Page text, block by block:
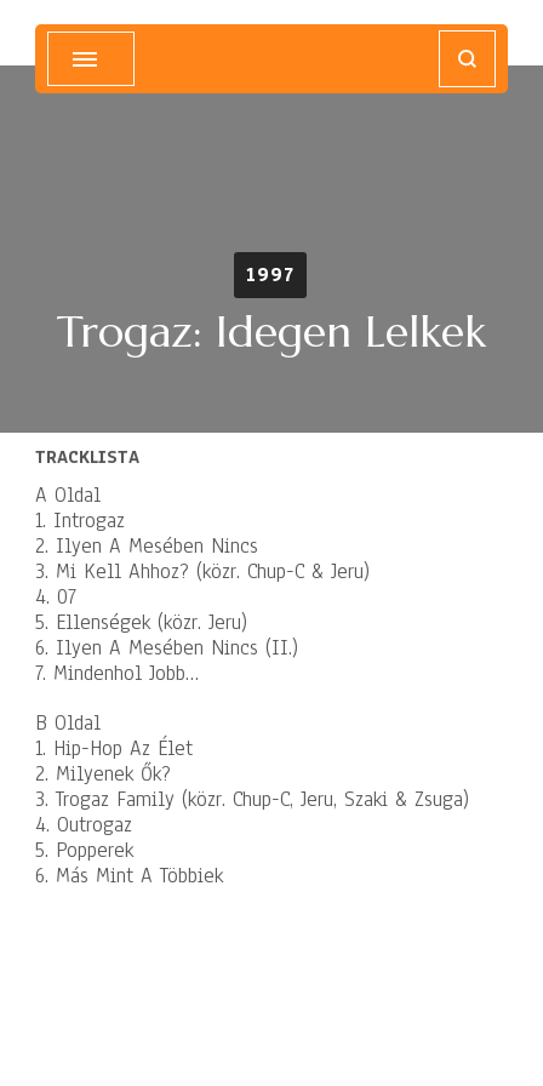
1997
Trogaz: Idegen Lelkek
TRACKLISTA
A Oldal
1. Introgaz
2. Ilyen A Mesében Nincs
3. Mi Kell Ahhoz? (közr. Chup-C & Jeru)
4. 07
5. Ellenségek (közr. Jeru)
6. Ilyen A Mesében Nincs (II.)
7. Mindenhol Jobb…
B Oldal
1. Hip-Hop Az Élet
2. Milyenek Ők?
3. Trogaz Family (közr. Chup-C, Jeru, Szaki & Zsuga)
4. Outrogaz
5. Popperek
6. Más Mint A Többiek